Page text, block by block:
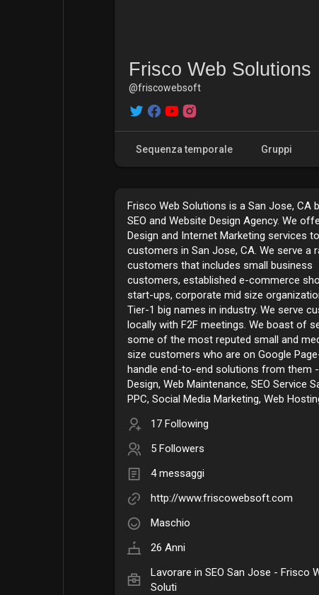
Frisco Web Solutions
@friscowebsoft
Sequenza temporale Gruppi
Frisco Web Solutions is a San Jose, CA
SEO and Website Design Agency. We
Design and Internet Marketing services
customers in San Jose, CA. We serve a
customers that includes small business
customers, established e-commerce
start-ups, corporate mid size
Tier-1 big names in industry. We serve
locally with F2F meetings. We boast of
some of the most reputed small and
size customers who are on Google
handle end-to-end solutions from them
Design, Web Maintenance, SEO Service
PPC, Social Media Marketing, Web
17 Following
5 Followers
4 messaggi
http://www.friscowebsoft.com
Maschio
26 Anni
Lavorare in SEO San Jose - Frisco
Soluti